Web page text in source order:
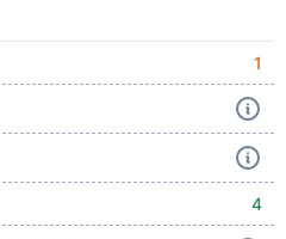
1
4